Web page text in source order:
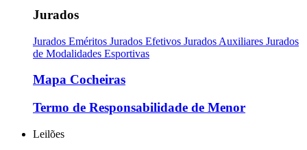
Jurados
Jurados Eméritos Jurados Efetivos Jurados Auxiliares Jurados
de Modalidades Esportivas
Mapa Cocheiras
Termo de Responsabilidade de Menor
Leilões